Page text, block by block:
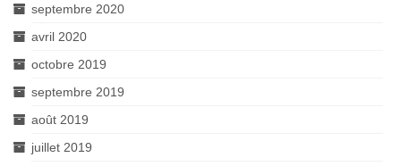
septembre 2020
avril 2020
octobre 2019
septembre 2019
août 2019
juillet 2019